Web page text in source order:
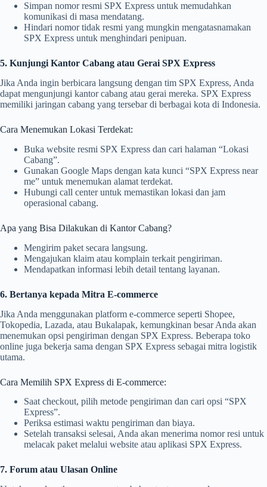
Simpan nomor resmi SPX Express untuk memudahkan
komunikasi di masa mendatang.
Hindari nomor tidak resmi yang mungkin mengatasnamakan
SPX Express untuk menghindari penipuan.
5. Kunjungi Kantor Cabang atau Gerai SPX Express
Jika Anda ingin berbicara langsung dengan tim SPX Express, Anda
dapat mengunjungi kantor cabang atau gerai mereka. SPX Express
memiliki jaringan cabang yang tersebar di berbagai kota di Indonesia.
Cara Menemukan Lokasi Terdekat:
Buka website resmi SPX Express dan cari halaman “Lokasi
Cabang”.
Gunakan Google Maps dengan kata kunci “SPX Express near
me” untuk menemukan alamat terdekat.
Hubungi call center untuk memastikan lokasi dan jam
operasional cabang.
Apa yang Bisa Dilakukan di Kantor Cabang?
Mengirim paket secara langsung.
Mengajukan klaim atau komplain terkait pengiriman.
Mendapatkan informasi lebih detail tentang layanan.
6. Bertanya kepada Mitra E-commerce
Jika Anda menggunakan platform e-commerce seperti Shopee,
Tokopedia, Lazada, atau Bukalapak, kemungkinan besar Anda akan
menemukan opsi pengiriman dengan SPX Express. Beberapa toko
online juga bekerja sama dengan SPX Express sebagai mitra logistik
utama.
Cara Memilih SPX Express di E-commerce:
Saat checkout, pilih metode pengiriman dan cari opsi “SPX
Express”.
Periksa estimasi waktu pengiriman dan biaya.
Setelah transaksi selesai, Anda akan menerima nomor resi untuk
melacak paket melalui website atau aplikasi SPX Express.
7. Forum atau Ulasan Online